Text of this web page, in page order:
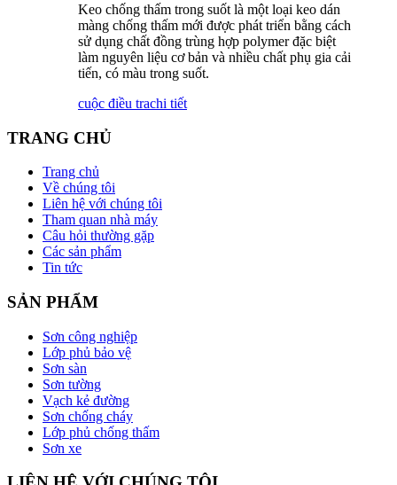
Keo chống thấm trong suốt là một loại keo dán
màng chống thấm mới được phát triển bằng cách
sử dụng chất đồng trùng hợp polymer đặc biệt
làm nguyên liệu cơ bản và nhiều chất phụ gia cải
tiến, có màu trong suốt.
cuộc điều trachi tiết
TRANG CHỦ
Trang chủ
Về chúng tôi
Liên hệ với chúng tôi
Tham quan nhà máy
Câu hỏi thường gặp
Các sản phẩm
Tin tức
SẢN PHẨM
Sơn công nghiệp
Lớp phủ bảo vệ
Sơn sàn
Sơn tường
Vạch kẻ đường
Sơn chống cháy
Lớp phủ chống thấm
Sơn xe